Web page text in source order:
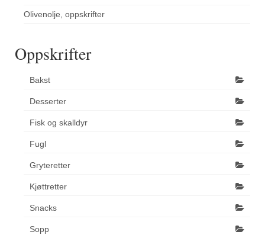
Olivenolje, oppskrifter
Oppskrifter
Bakst
Desserter
Fisk og skalldyr
Fugl
Gryteretter
Kjøttretter
Snacks
Sopp